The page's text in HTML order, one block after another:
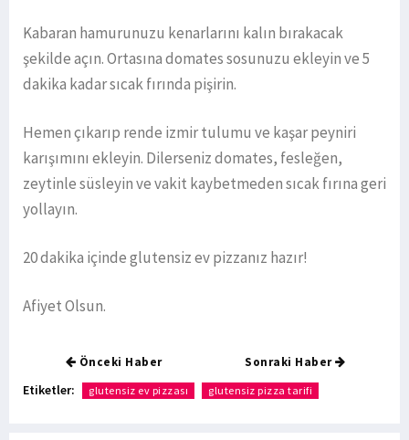
Kabaran hamurunuzu kenarlarını kalın bırakacak
şekilde açın. Ortasına domates sosunuzu ekleyin ve 5
dakika kadar sıcak fırında pişirin.
Hemen çıkarıp rende izmir tulumu ve kaşar peyniri
karışımını ekleyin. Dilerseniz domates, fesleğen,
zeytinle süsleyin ve vakit kaybetmeden sıcak fırına geri
yollayın.
20 dakika içinde glutensiz ev pizzanız hazır!
Afiyet Olsun.
Önceki Haber Sonraki Haber
Etiketler: glutensiz ev pizzası glutensiz pizza tarifi